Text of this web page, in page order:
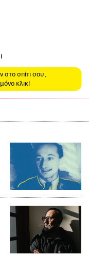
σπίτι σου,
κλικ!